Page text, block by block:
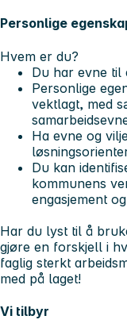
Personlige
Hvem er du?
Du har evne til
Personlige
vektlagt, med
Ha evne og
Du kan
kommunens
engasjement
Har du lyst til å
gjøre en forskjell i
faglig sterkt
med på laget!
Vi tilbyr